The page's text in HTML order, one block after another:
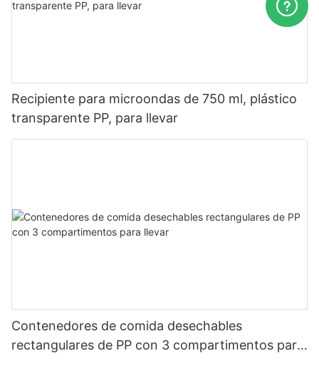
Recipiente para microondas de 750 ml, plástico
transparente PP, para llevar
Contenedores de comida desechables
rectangulares de PP con 3 compartimentos para